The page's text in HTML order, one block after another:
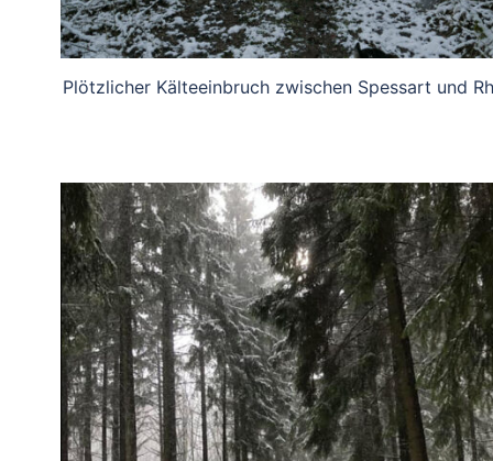
Plötzlicher Kälteeinbruch zwischen Spessart und